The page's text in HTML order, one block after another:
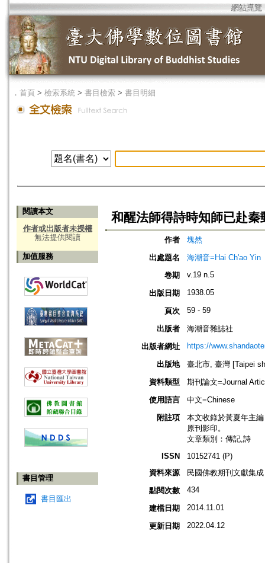
網站導覽
． 首頁 > 檢索系統 > 書目檢索 > 書目明細
閱讀本文
作者或出版者未授權
無法提供閱讀
加值服務
書目管理
書目匯出
和醒法師得詩時知師已赴秦
作者
塊然
出處題名
海潮音=Hai Ch'ao Yin
卷期
v.19 n.5
出版日期 1938.05
頁次 59 - 59
出版者
海潮音雜誌社
出版者網址
https://
出版地
臺北市, 臺灣 [Taipei
資料類型
期刊論文=Journal
使用語言
中文=Chinese
附註項
本文收錄於黃夏年主
原刊影印。
文章類別：傳記,詩
ISSN
10152741 (P)
資料來源
民國佛教期刊文獻集
點閱次數
434
建檔日期 2014.11.01
更新日期 2022.04.12